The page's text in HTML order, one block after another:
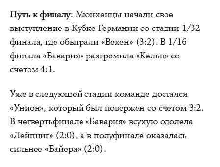
Путь к финалу: Мюнхенцы начали свое
выступление в Кубке Германии со стадии 1/32
финала, где обыграли «Вехен» (3:2). В 1/16
финала «Бавария» разгромила «Кельн» со
счетом 4:1.
Уже в следующей стадии команде достался
«Унион», который был повержен со счетом 3:2.
В четвертьфинале «Бавария» всухую одолела
«Лейпциг» (2:0), а в полуфинале оказалась
сильнее «Байера» (2:0).